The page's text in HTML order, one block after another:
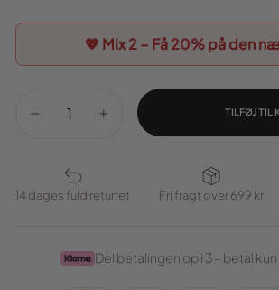
pris
💖 Mix 2 – Få20%på den
+
TILFØJ TIL
14 dages fuld returret Fri fragt over 699 kr
Del betalingen op i 3 – betal kun